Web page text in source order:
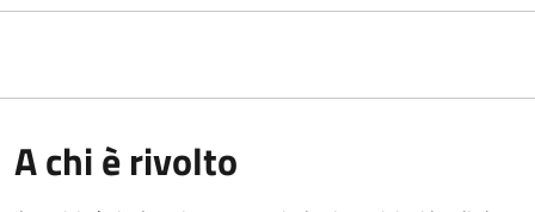
A chi è rivolto